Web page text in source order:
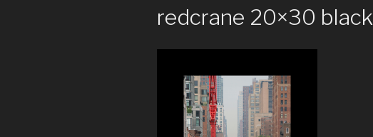
redcrane 20×30 black